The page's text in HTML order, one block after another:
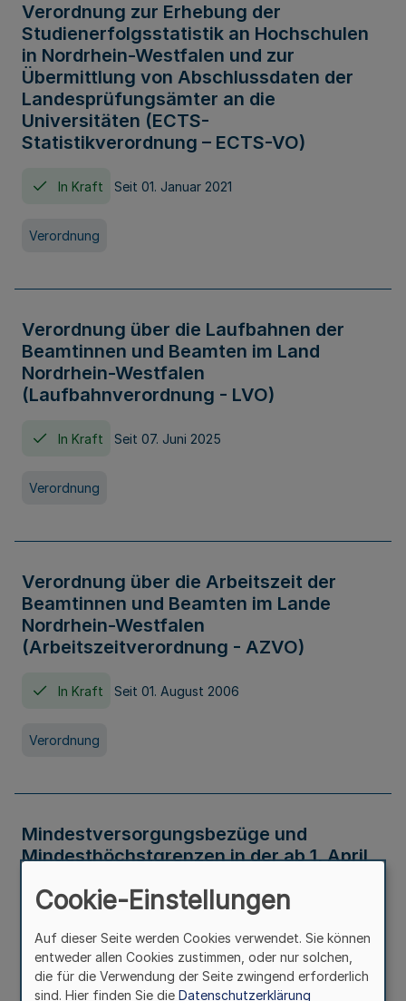
Verordnung zur Erhebung der
Studienerfolgsstatistik an Hochschulen
in Nordrhein-Westfalen und zur
Übermittlung von Abschlussdaten der
Landesprüfungsämter an die
Universitäten (ECTS-
Statistikverordnung – ECTS-VO)
In Kraft Seit 01. Januar 2021
Verordnung
Verordnung über die Laufbahnen der
Beamtinnen und Beamten im Land
Nordrhein-Westfalen
(Laufbahnverordnung - LVO)
In Kraft Seit 07. Juni 2025
Verordnung
Verordnung über die Arbeitszeit der
Beamtinnen und Beamten im Lande
Nordrhein-Westfalen
(Arbeitszeitverordnung - AZVO)
In Kraft Seit 01. August 2006
Verordnung
Mindestversorgungsbezüge und
Mindesthöchstgrenzen in der ab 1. April
Verwaltungsvorschrift
Cookie-Einstellungen
Auf dieser Seite werden Cookies verwendet. Sie können
entweder allen Cookies zustimmen, oder nur solchen,
die für die Verwendung der Seite zwingend erforderlich
sind. Hier finden Sie die Datenschutzerklärung